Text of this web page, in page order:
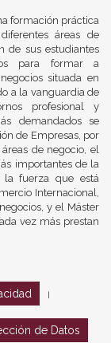
formación práctica
áreas de
de sus estudiantes
para formar a
situada en
a la vanguardia de
profesional y
demandados se
de Empresas, por
de negocio, el
importantes de la
la fuerza que está
Internacional,
y el Máster
vez más prestan
de Datos